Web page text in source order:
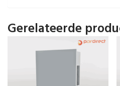
Gerelateerde